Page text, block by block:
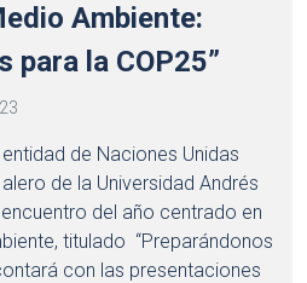
Ambiente:
para la COP25”
de Naciones Unidas
de la Universidad Andrés
del año centrado en
titulado “Preparándonos
con las presentaciones